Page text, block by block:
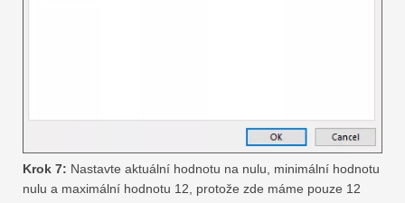
Krok 7: Nastavte aktuální hodnotu na nulu, minimální hodnotu
nulu a maximální hodnotu 12, protože zde máme pouze 12